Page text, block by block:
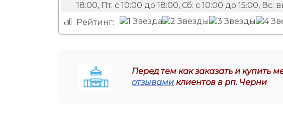
18:00, Пт: с 10:00 до 18:00, Сб: с 10:00 до 15:00, Вс:
Рейтинг:
Перед тем как заказать и купить
отзывами клиентов в рп. Черни